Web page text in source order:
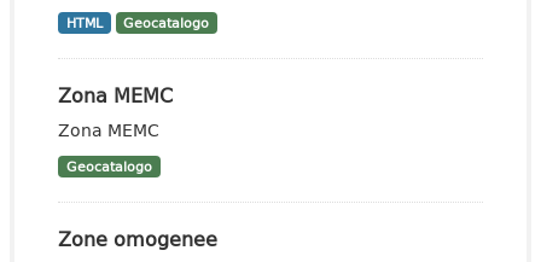
HTML Geocatalogo
Zona MEMC
Zona MEMC
Geocatalogo
Zone omogenee